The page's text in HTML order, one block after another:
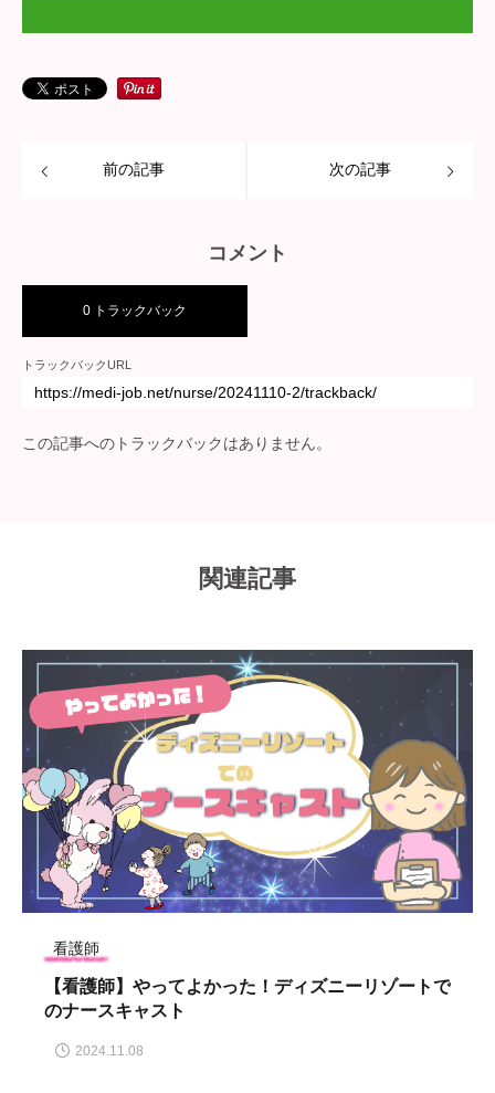
前の記事 次の記事
コメント
0 トラックバック
トラックバックURL
この記事へのトラックバックはありません。
関連記事
看護師
【看護師】やってよかった！ディズニーリゾートで
のナースキャスト
2024.11.08